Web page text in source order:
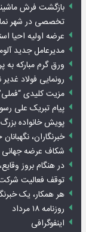
بازگشت فرش
تخصصی در شهر
عرضه اولیه احیا
مدیرعامل جدید
ورق گرم مبارکه به
رونمایی فولاد
مزیت کلیدی “فملی” در
پیام تبریک علی رسولیان،
پویش خانواده
خبرنگاران،
شکاف عرضه جهانی مس تا ۲۰۳۵
در هنگام بروز
توقف فعالیت
هر همکار، یک
روزنامه ۱۸ مرداد
اینفوگرافی